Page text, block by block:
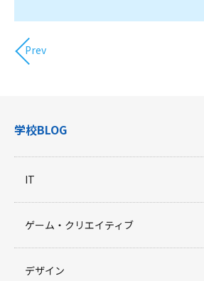
Prev
学校BLOG
IT
ゲーム・クリエイティブ
デザイン